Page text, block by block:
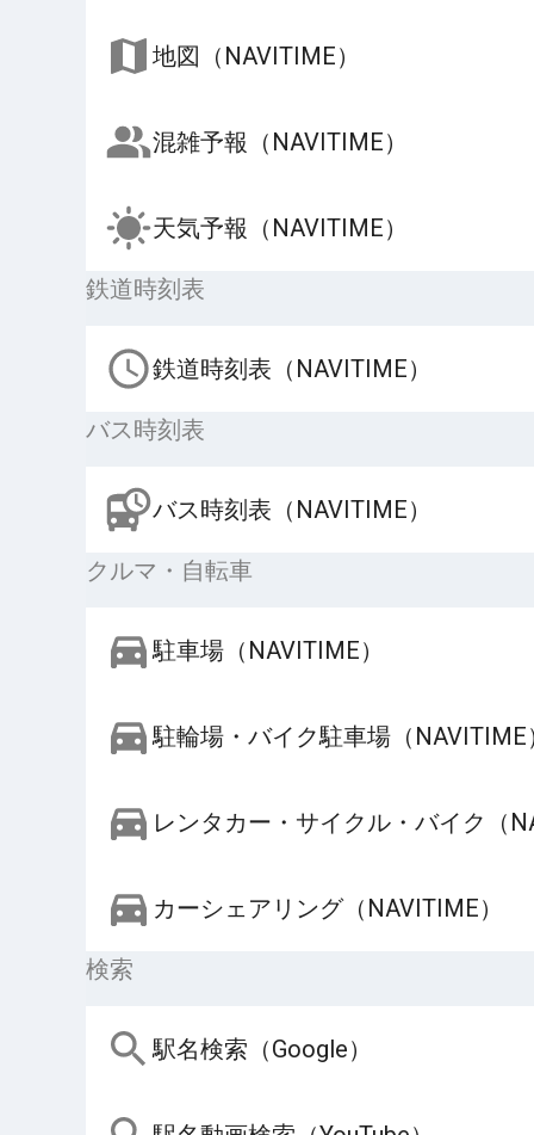
地図（NAVITIME）
混雑予報（NAVITIME）
天気予報（NAVITIME）
鉄道時刻表
鉄道時刻表（NAVITIME）
バス時刻表
バス時刻表（NAVITIME）
クルマ・自転車
駐車場（NAVITIME）
駐輪場・バイク駐車場（NAVITIME
レンタカー・サイクル・バイク（
カーシェアリング（NAVITIME）
検索
駅名検索（Google）